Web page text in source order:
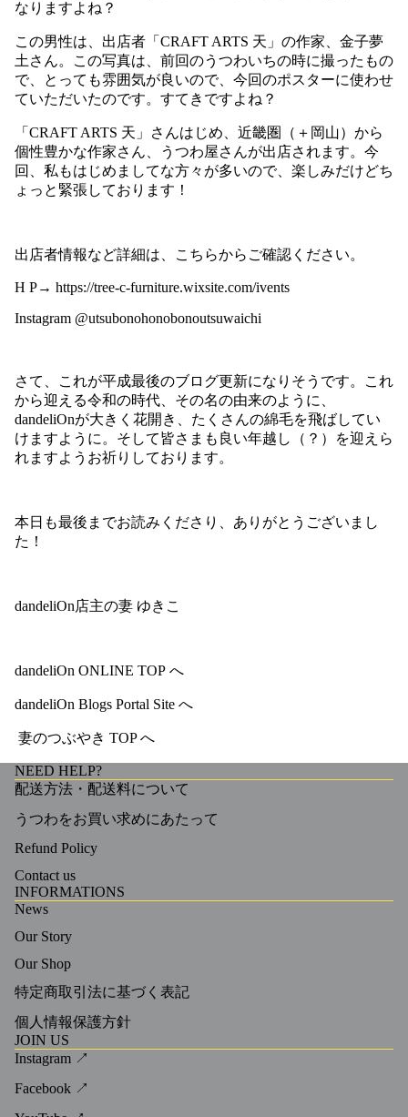
なりますよね？
この男性は、出店者「 CRAFT ARTS 天」の作家、金子夢
土さん。この写真は、前回のうつわいちの時に撮ったもの
で、とっても雰囲気が良いので、今回のポスターに使わせ
ていただいたのです。すてきですよね？
「 CRAFT ARTS 天」さんはじめ、近畿圏（＋岡山）から
個性豊かな作家さん、うつわ屋さんが出店されます。今
回、私もはじめましてな方々が多いので、楽しみだけどち
ょっと緊張しております！
出店者情報など詳細は、こちらからご確認ください。
H P→ https://tree-c-furniture.wixsite.com/ivents
Instagram @utsubonohonobonoutsuwaichi
さて、これが平成最後のブログ更新になりそうです。これ
から迎える令和の時代、その名の由来のように、
dandeliOnが大きく花開き、たくさんの綿毛を飛ばしてい
けますように。そして皆さまも良い年越し（？）を迎えら
れますようお祈りしております。
本日も最後までお読みくださり、ありがとうございまし
た！
dandeliOn店主の妻 ゆきこ
dandeliOn ONLINE TOP へ
dandeliOn Blogs Portal Site へ
妻のつぶやき TOP へ
NEED HELP?
配送方法・配送料について
うつわをお買い求めにあたって
Refund Policy
Contact us
INFORMATIONS
News
Our Story
Our Shop
特定商取引法に基づく表記
個人情報保護方針
JOIN US
Instagram ↗
Facebook ↗